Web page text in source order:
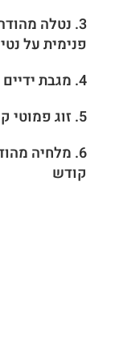
3. נטלה
פנימית על
4. מגבת ידיים עם רקמה בכסף נטילת ידיים ואבנים
5. זוג פמוטי
6. מלחיה
קודש